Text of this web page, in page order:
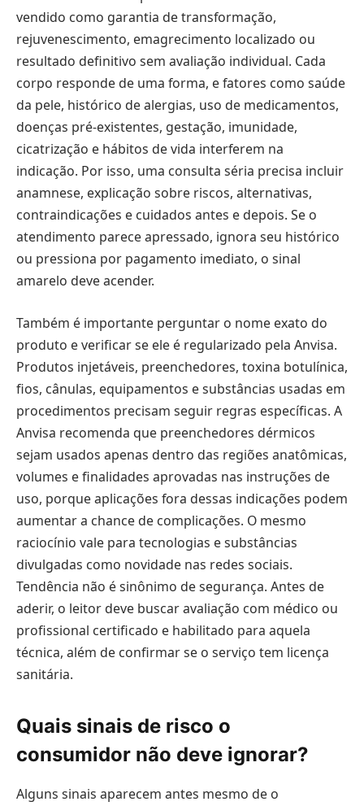
vendido como garantia de transformação,
rejuvenescimento, emagrecimento localizado ou
resultado definitivo sem avaliação individual. Cada
corpo responde de uma forma, e fatores como saúde
da pele, histórico de alergias, uso de medicamentos,
doenças pré-existentes, gestação, imunidade,
cicatrização e hábitos de vida interferem na
indicação. Por isso, uma consulta séria precisa incluir
anamnese, explicação sobre riscos, alternativas,
contraindicações e cuidados antes e depois. Se o
atendimento parece apressado, ignora seu histórico
ou pressiona por pagamento imediato, o sinal
amarelo deve acender.
Também é importante perguntar o nome exato do
produto e verificar se ele é regularizado pela Anvisa.
Produtos injetáveis, preenchedores, toxina botulínica,
fios, cânulas, equipamentos e substâncias usadas em
procedimentos precisam seguir regras específicas. A
Anvisa recomenda que preenchedores dérmicos
sejam usados apenas dentro das regiões anatômicas,
volumes e finalidades aprovadas nas instruções de
uso, porque aplicações fora dessas indicações podem
aumentar a chance de complicações. O mesmo
raciocínio vale para tecnologias e substâncias
divulgadas como novidade nas redes sociais.
Tendência não é sinônimo de segurança. Antes de
aderir, o leitor deve buscar avaliação com médico ou
profissional certificado e habilitado para aquela
técnica, além de confirmar se o serviço tem licença
sanitária.
Quais sinais de risco o
consumidor não deve ignorar?
Alguns sinais aparecem antes mesmo de o